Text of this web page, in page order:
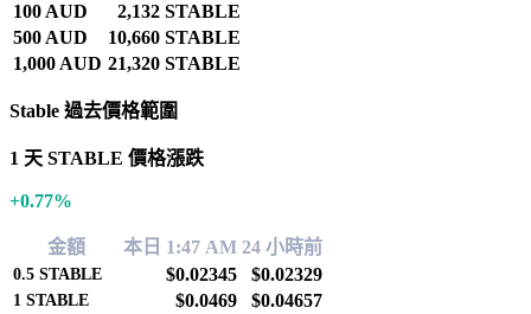
100 AUD
2,132 STABLE
500 AUD
10,660 STABLE
1,000 AUD 21,320 STABLE
Stable 過去價格範圍
1 天 STABLE 價格漲跌
+0.77%
金額 本日 1:47 AM 24 小時前
0.5 STABLE $0.02345 $0.02329
1 STABLE $0.0469 $0.04657